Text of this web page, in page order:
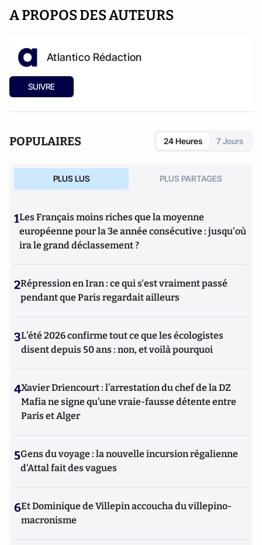
A PROPOS DES AUTEURS
Atlantico Rédaction
SUIVRE
POPULAIRES 24 Heures 7 Jours
PLUS LUS PLUS PARTAGES
1Les Français moins riches que la moyenne
européenne pour la 3e année consécutive : jusqu'où
ira le grand déclassement ?
2Répression en Iran : ce qui s'est vraiment passé
pendant que Paris regardait ailleurs
3L’été 2026 confirme tout ce que les écologistes
disent depuis 50 ans : non, et voilà pourquoi
4Xavier Driencourt : l’arrestation du chef de la DZ
Mafia ne signe qu’une vraie-fausse détente entre
Paris et Alger
5Gens du voyage : la nouvelle incursion régalienne
d'Attal fait des vagues
6Et Dominique de Villepin accoucha du villepino-
macronisme